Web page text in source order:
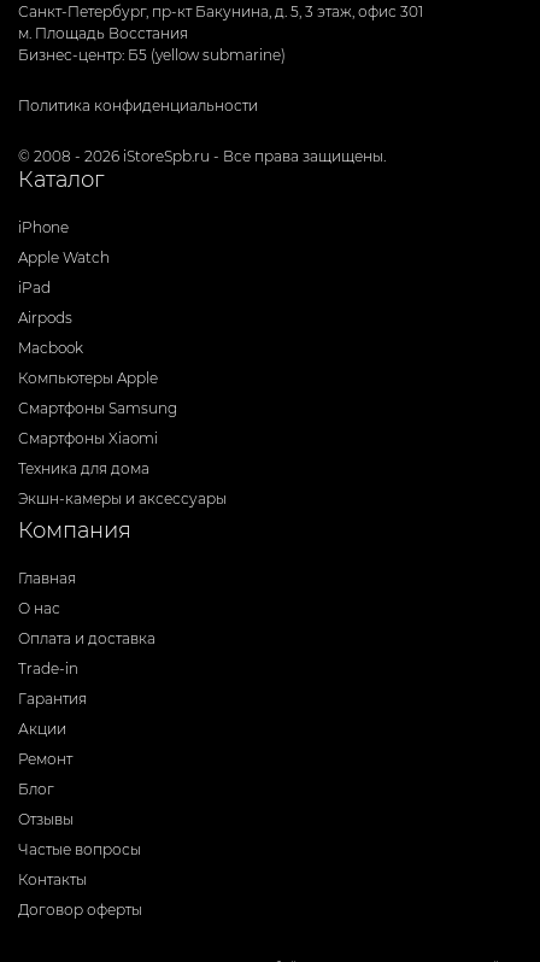
Санкт-Петербург, пр-кт Бакунина, д. 5, 3 этаж, офис 301
м. Площадь Восстания
Бизнес-центр: Б5 (yellow submarine)
Политика конфиденциальности
© 2008 - 2026 iStoreSpb.ru - Все права защищены.
Каталог
iPhone
Apple Watch
iPad
Airpods
Macbook
Компьютеры Apple
Смартфоны Samsung
Смартфоны Xiaomi
Техника для дома
Экшн-камеры и аксессуары
Компания
Главная
О нас
Оплата и доставка
Trade-in
Гарантия
Акции
Ремонт
Блог
Отзывы
Частые вопросы
Контакты
Договор оферты